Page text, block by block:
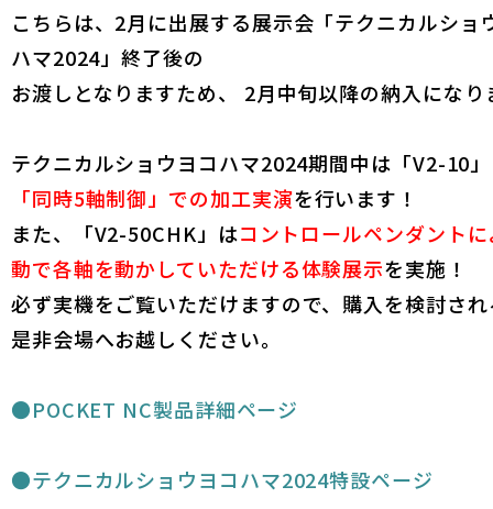
こちらは、2月に出展する展示会「テクニカルショ
ハマ2024」終了後の
お渡しとなりますため、 2月中旬以降の納入になり
テクニカルショウヨコハマ2024期間中は「V2-10
「同時5軸制御」での加工実演を行います！
また、「V2-50CHK」はコントロールペンダント
動で各軸を動かしていただける体験展示を実施！
必ず実機をご覧いただけますので、購入を検討さ
是非会場へお越しください。
●POCKET NC製品詳細ページ
●テクニカルショウヨコハマ2024特設ページ